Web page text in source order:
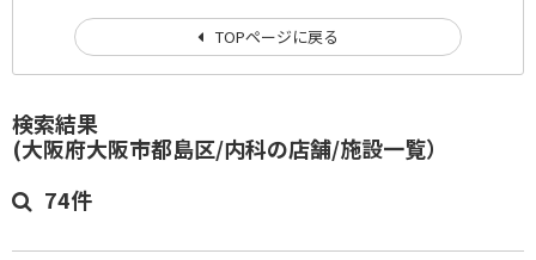
検索結果
(大阪府大阪市都島区/内科の店舗/施設一覧）
74件
TOPページに戻る